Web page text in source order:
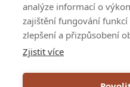
analýze informací o
zajištění fungování
zlepšení a přizpůsobení
Zjistit více